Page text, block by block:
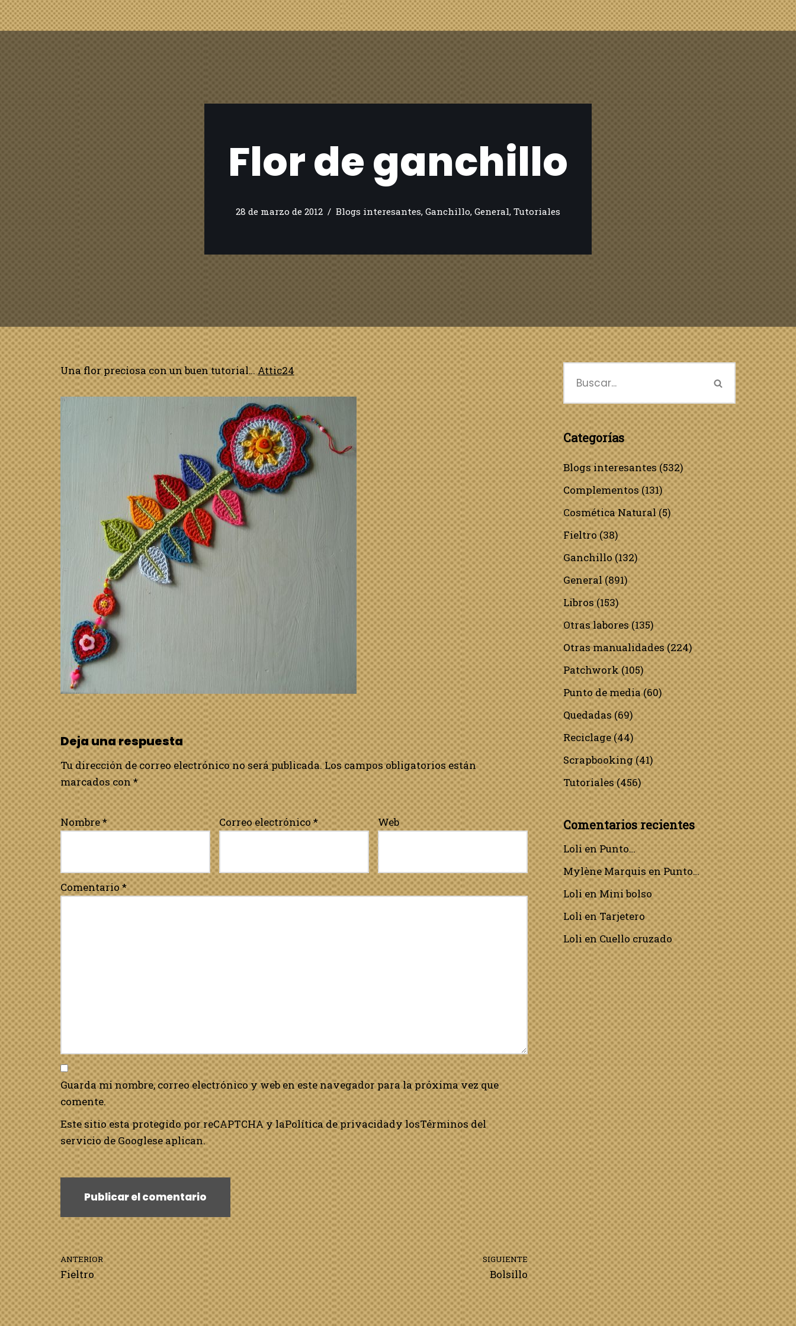
Flor de ganchillo
28 de marzo de 2012 Blogs interesantes, Ganchillo, General, Tutoriales
Una flor preciosa con un buen tutorial…Attic24
Deja una respuesta
Tu dirección de correo electrónico no será publicada. Los campos obligatorios están
marcados con*
Nombre* Correo electrónico* Web
Comentario*
Guarda mi nombre, correo electrónico y web en este navegador para la próxima vez que
comente.
Este sitio esta protegido por reCAPTCHA y laPolítica de privacidady losTérminos del
servicio de Googlese aplican.
ANTERIOR
Fieltro
SIGUIENTE
Bolsillo
Categorías
Blogs interesantes(532)
Complementos(131)
Cosmética Natural(5)
Fieltro(38)
Ganchillo(132)
General(891)
Libros(153)
Otras labores(135)
Otras manualidades(224)
Patchwork(105)
Punto de media(60)
Quedadas(69)
Reciclage(44)
Scrapbooking(41)
Tutoriales(456)
Comentarios recientes
LolienPunto…
Mylène MarquisenPunto…
LolienMini bolso
LolienTarjetero
LolienCuello cruzado